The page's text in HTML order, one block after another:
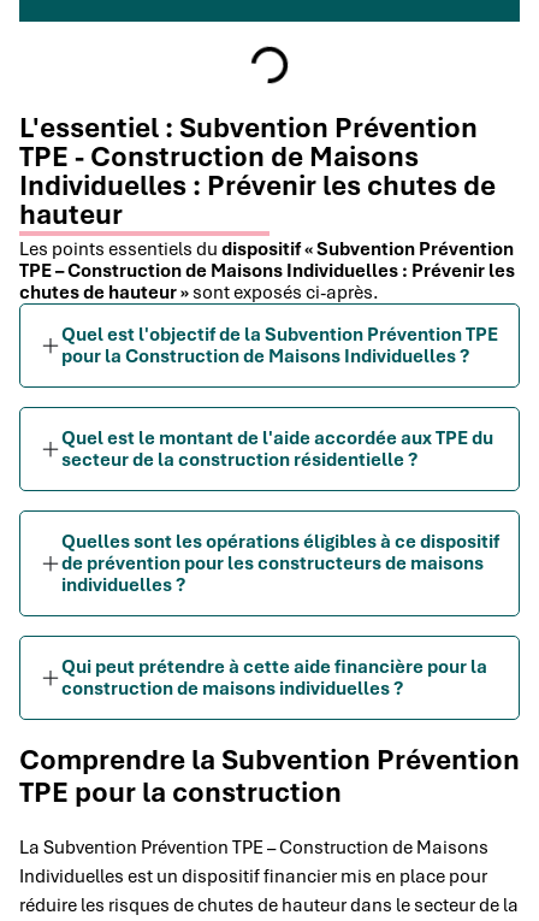
L'essentiel : Subvention Prévention
TPE - Construction de Maisons
Individuelles : Prévenir les chutes de
hauteur
Les points essentiels du dispositif « Subvention Prévention
TPE – Construction de Maisons Individuelles : Prévenir les
chutes de hauteur » sont exposés ci-après.
Quel est l'objectif de la Subvention Prévention TPE
pour la Construction de Maisons Individuelles ?
Quel est le montant de l'aide accordée aux TPE du
secteur de la construction résidentielle ?
Quelles sont les opérations éligibles à ce dispositif
de prévention pour les constructeurs de maisons
individuelles ?
Qui peut prétendre à cette aide financière pour la
construction de maisons individuelles ?
Comprendre la Subvention Prévention
TPE pour la construction
La Subvention Prévention TPE – Construction de Maisons
Individuelles est un dispositif financier mis en place pour
réduire les risques de chutes de hauteur dans le secteur de la